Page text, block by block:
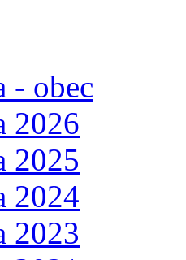
- obec
2026
2025
2024
2023